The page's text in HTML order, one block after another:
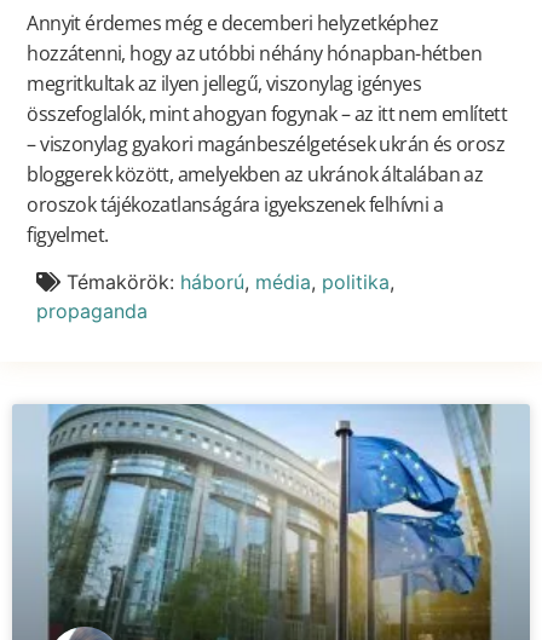
Annyit érdemes még e decemberi helyzetképhez
hozzátenni, hogy az utóbbi néhány hónapban-hétben
megritkultak az ilyen jellegű, viszonylag igényes
összefoglalók, mint ahogyan fogynak – az itt nem említett
– viszonylag gyakori magánbeszélgetések ukrán és orosz
bloggerek között, amelyekben az ukránok általában az
oroszok tájékozatlanságára igyekszenek felhívni a
figyelmet.
Témakörök: háború, média, politika,
propaganda